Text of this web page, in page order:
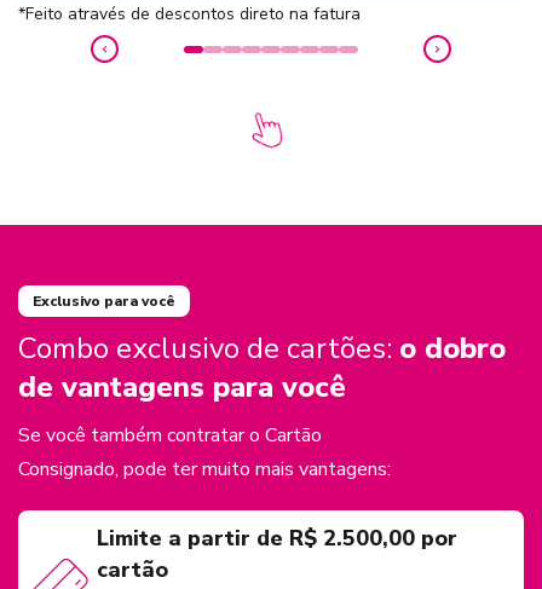
*Feito através de descontos direto na fatura
Exclusivo para você
Combo exclusivo de cartões: o dobro
de vantagens para você
Se você também contratar o Cartão
Consignado, pode ter muito mais vantagens:
Limite a partir de R$ 2.500,00 por
cartão